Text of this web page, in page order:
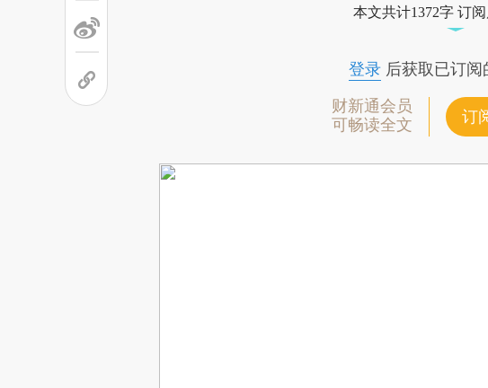
本文共计1372字 订
登录后获取已订阅
财新通会员
可畅读全文
订